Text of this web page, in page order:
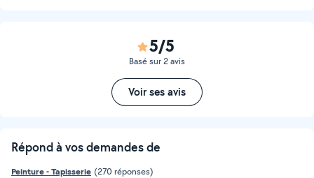
5/5
Basé sur 2 avis
Voir ses avis
Répond à vos demandes de
Peinture - Tapisserie (270 réponses)